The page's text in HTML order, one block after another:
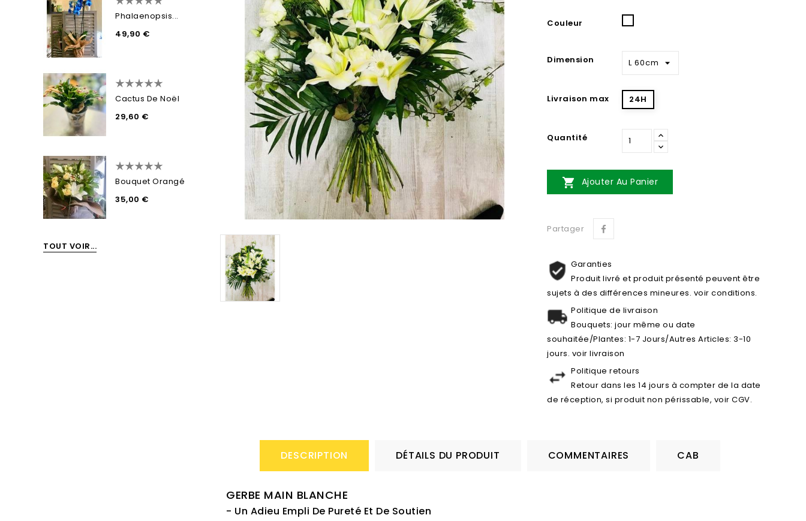
Phalaenopsis...
49,90 €
Cactus De Noël
29,60 €
Bouquet Orangé
35,00 €
TOUT VOIR...
Couleur
Dimension
Livraison max 24H
Quantité
 Ajouter Au Panier
Partager
Garanties
Produit livré et produit présenté peuvent être
sujets à des différences mineures. voir conditions.
Politique de livraison
Bouquets: jour même ou date
souhaitée/Plantes: 1-7 Jours/Autres Articles: 3-10
jours. voir livraison
Politique retours
Retour dans les 14 jours à compter de la date
de réception, si produit non périssable, voir CGV.
DESCRIPTION DÉTAILS DU PRODUIT COMMENTAIRES CAB
GERBE MAIN BLANCHE
- Un Adieu Empli De Pureté Et De Soutien